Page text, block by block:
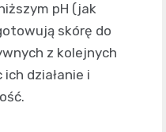
pH (jak
skórę do
z kolejnych
działanie i